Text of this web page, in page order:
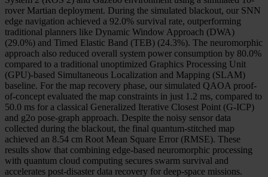
rover Martian deployment. During the simulated blackout, our SNN
edge navigation achieved a 92.0% survival rate, outperforming
traditional planners like Dynamic Window Approach (DWA)
(29.0%) and Timed Elastic Band (TEB) (24.3%). The neuromorphic
approach also reduced overall system power consumption by 80.0%
compared to a traditional unoptimized Graphics Processing Unit
(GPU)-based Simultaneous Localization and Mapping (SLAM)
baseline. For the map recovery phase, our simulated QAOA proof-
of-concept evaluated the map constraints in just 1.2 ms, compared to
50.0 ms for a classical Generalized Iterative Closest Point (G-ICP)
and g2o pose-graph approach. Despite the noisy sensor data
collected during the blackout, the final quantum-stitched map
achieved an 8.54 cm Root Mean Square Error (RMSE). These
results show that combining edge-based neuromorphic processing
with quantum cloud computing secures swarm survival and
accelerates post-disaster data recovery for deep-space missions.